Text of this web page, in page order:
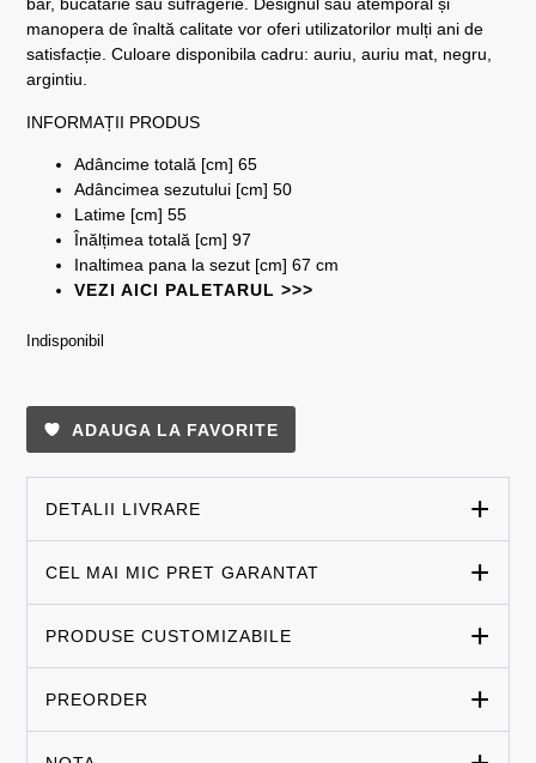
bar, bucătărie sau sufragerie. Designul său atemporal și
manopera de înaltă calitate vor oferi utilizatorilor mulți ani de
satisfacție. Culoare disponibila cadru: auriu, auriu mat, negru,
argintiu.
INFORMAȚII PRODUS
Adâncime totală [cm] 65
Adâncimea sezutului [cm] 50
Latime [cm] 55
Înălțimea totală [cm] 97
Inaltimea pana la sezut [cm] 67 cm
VEZI AICI PALETARUL >>>
Indisponibil
ADAUGA LA FAVORITE
DETALII LIVRARE
CEL MAI MIC PRET GARANTAT
PRODUSE CUSTOMIZABILE
PREORDER